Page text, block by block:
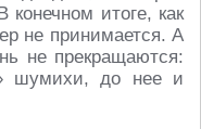
конечном итоге, как
не принимается. А
не прекращаются:
шумихи, до нее и